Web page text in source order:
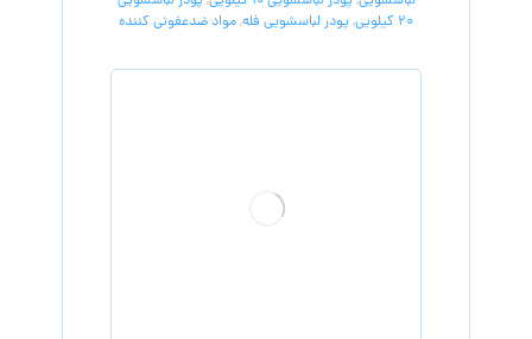
20 کیلویی
, پودر لباسشویی فله,مواد ضدعفونی کننده